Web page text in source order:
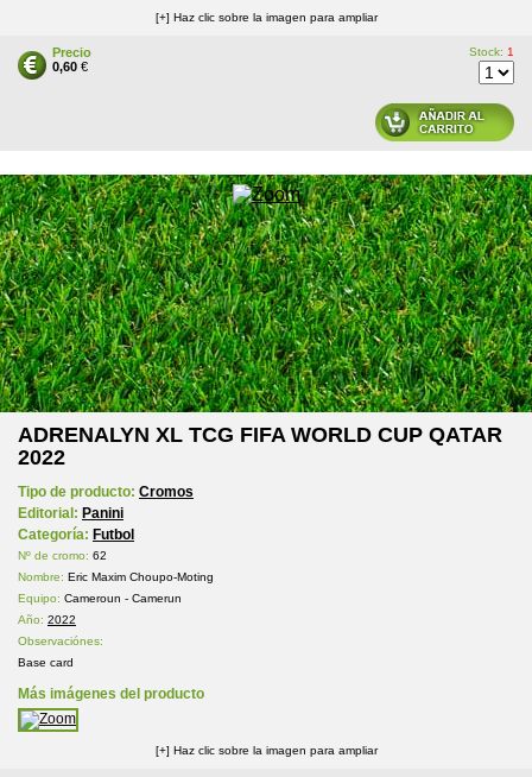
[+] Haz clic sobre la imagen para ampliar
Precio
0,60 €
Stock: 1
ADRENALYN XL TCG FIFA WORLD CUP QATAR
2022
Tipo de producto: Cromos
Editorial: Panini
Categoría: Futbol
Nº de cromo: 62
Nombre: Eric Maxim Choupo-Moting
Equipo: Cameroun - Camerun
Año: 2022
Observaciónes:
Base card
Más imágenes del producto
[+] Haz clic sobre la imagen para ampliar